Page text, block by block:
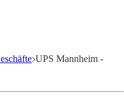
UPS Mannheim -